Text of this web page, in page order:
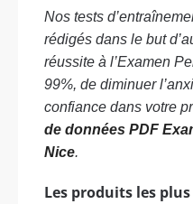
Nos tests
rédigés dans le but
réussite à l’Examen
99%, de diminuer
confiance dans votre
de données PDF
Nice.
Les produits les